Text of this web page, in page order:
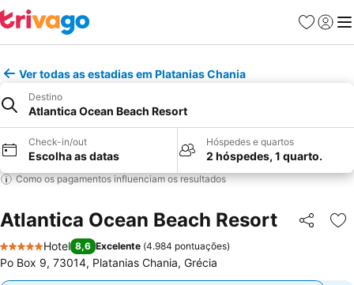
Favoritos
Iniciar
Ver todas as estadias em Platanias Chania
Destino
Atlantica Ocean Beach Resort
Check-in/out
Escolha as datas
Hóspedes e quartos
2 hóspedes, 1 quarto.
Como os pagamentos influenciam os resultados
Atlantica Ocean Beach Resort Partilhar
5 Estrelas
Hotel 8,6 Excelente (4.984 pontuações)
Po Box 9, 73014, Platanias Chania, Grécia